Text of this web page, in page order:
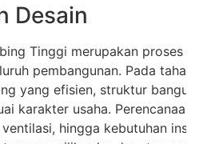
Desain
Tinggi merupakan proses
pembangunan. Pada tahap
yang efisien, struktur
karakter usaha. Perencanaan
hingga kebutuhan